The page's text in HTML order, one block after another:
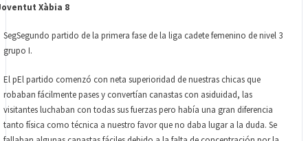
Xàbia 8
SegSegundo partido de la primera fase de la liga cadete femenino de nivel 3
grupo I.
El pEl partido comenzó con neta superioridad de nuestras chicas que
robaban fácilmente pases y convertían canastas con asiduidad, las
visitantes luchaban con todas sus fuerzas pero había una gran diferencia
tanto física como técnica a nuestro favor que no daba lugar a la duda. Se